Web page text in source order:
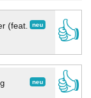
neu
(feat.
👍
neu
👍